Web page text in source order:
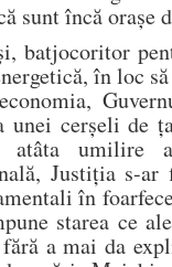
sunt încă orașe
batjocoritor
în loc
unei cerșeli de
atâta umilire
Justiția s-
în
starea ce
a mai da